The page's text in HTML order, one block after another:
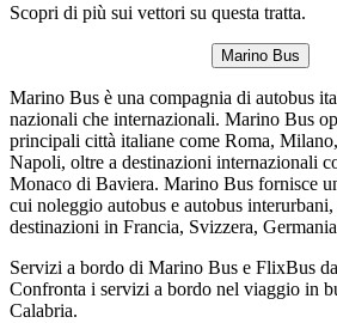
Scopri di più sui vettori su questa tratta.
Marino Bus
Marino Bus è una compagnia di autobus
nazionali che internazionali. Marino Bus
principali città italiane come Roma,
Napoli, oltre a destinazioni internazionali
Monaco di Baviera. Marino Bus fornisce
cui noleggio autobus e autobus
destinazioni in Francia, Svizzera,
Servizi a bordo di Marino Bus e FlixBus
Confronta i servizi a bordo nel viaggio in
Calabria.